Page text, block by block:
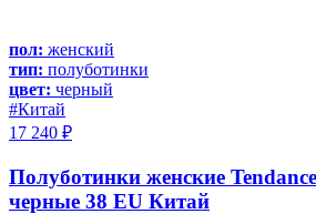
пол: женский
тип: полуботинки
цвет: черный
#Китай
17 240 ₽
Полуботинки женские
черные 38 EU Китай